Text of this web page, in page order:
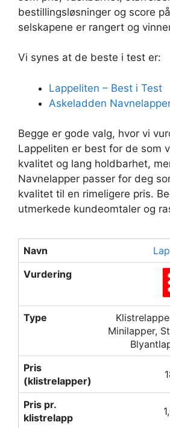
bestillingsløsninger og score
selskapene er rangert og
Vi synes at de beste i test er:
Lappeliten – Best i Test
Askeladden
Begge er gode valg, hvor vi
Lappeliten er best for de som
kvalitet og lang holdbarhet,
Navnelapper passer for deg
kvalitet til en rimeligere pris.
utmerkede kundeomtaler og
Navn
Vurdering
Type
Minilapper,
Pris
(klistrelapper)
Pris pr.
klistrelapp